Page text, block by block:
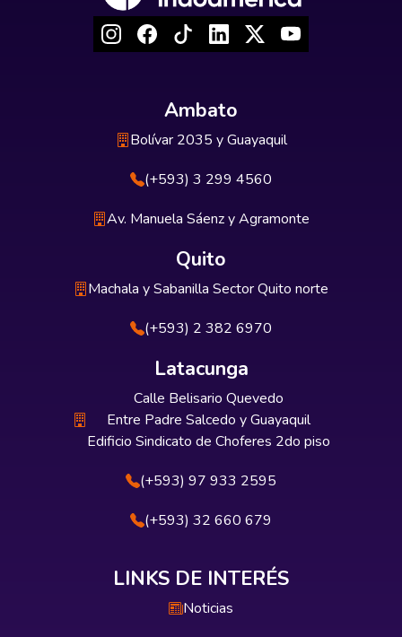
Ambato
Bolívar 2035 y Guayaquil
(+593) 3 299 4560
Av. Manuela Sáenz y Agramonte
Quito
Machala y Sabanilla Sector Quito norte
(+593) 2 382 6970
Latacunga
Calle Belisario Quevedo
Entre Padre Salcedo y Guayaquil
Edificio Sindicato de Choferes 2do piso
(+593) 97 933 2595
(+593) 32 660 679
LINKS DE INTERÉS
Noticias